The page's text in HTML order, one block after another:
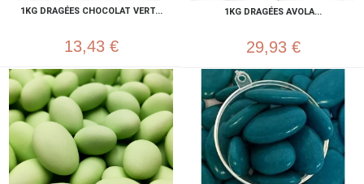
1KG DRAGÉES CHOCOLAT VERT...
13,43 €
1KG DRAGÉES AVOLA...
29,93 €